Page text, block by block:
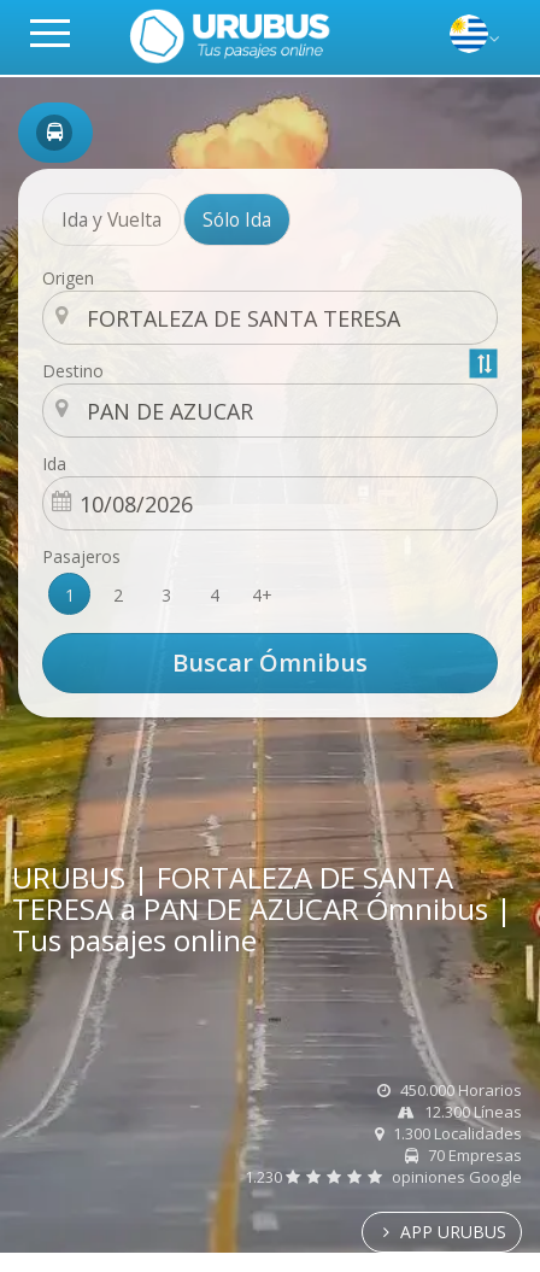
Ida y Vuelta Sólo Ida
Origen
Destino
Ida
Pasajeros
1
2 3 4 4+
URUBUS | FORTALEZA DE SANTA
TERESA a PAN DE AZUCAR Ómnibus |
Tus pasajes online
450.000 Horarios
12.300 Líneas
1.300 Localidades
70 Empresas
1.230
opiniones Google
APP URUBUS